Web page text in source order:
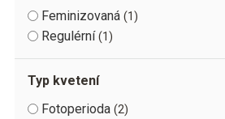
Feminizovaná 1
Regulérní 1
Typ kvetení
Fotoperioda 2